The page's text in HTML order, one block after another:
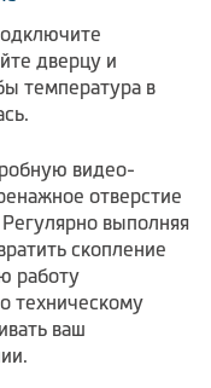
дверцу и
температура в
видео-
отверстие
Регулярно выполняя
скопление
работу
техническому
ваш